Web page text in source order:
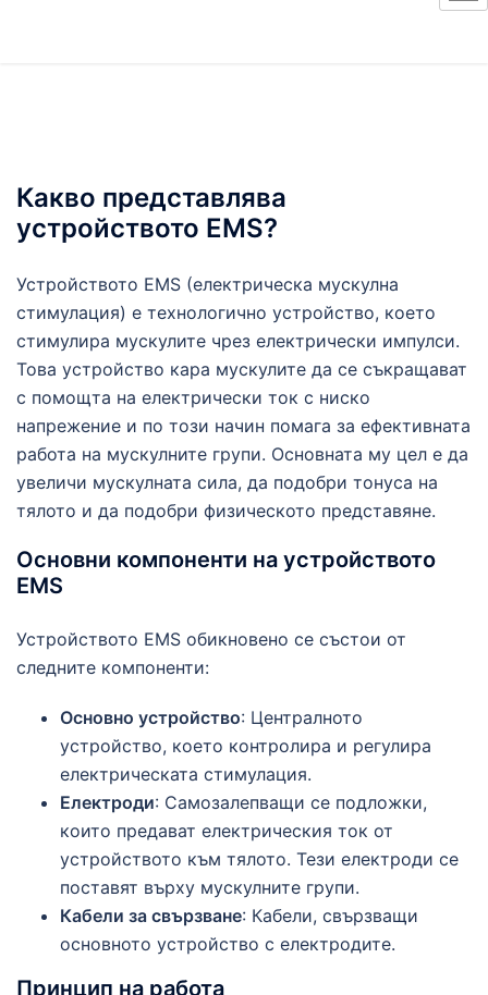
Какво представлява
устройството EMS?
Устройството EMS (електрическа мускулна
стимулация) е технологично устройство, което
стимулира мускулите чрез електрически импулси.
Това устройство кара мускулите да се съкращават
с помощта на електрически ток с ниско
напрежение и по този начин помага за ефективната
работа на мускулните групи. Основната му цел е да
увеличи мускулната сила, да подобри тонуса на
тялото и да подобри физическото представяне.
Основни компоненти на устройството
EMS
Устройството EMS обикновено се състои от
следните компоненти:
Основно устройство: Централното
устройство, което контролира и регулира
електрическата стимулация.
Електроди: Самозалепващи се подложки,
които предават електрическия ток от
устройството към тялото. Тези електроди се
поставят върху мускулните групи.
Кабели за свързване: Кабели, свързващи
основното устройство с електродите.
Принцип на работа